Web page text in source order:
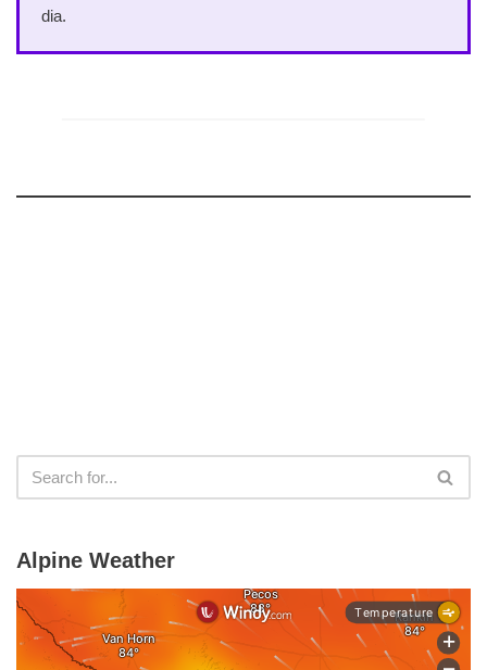
dia.
Alpine Weather